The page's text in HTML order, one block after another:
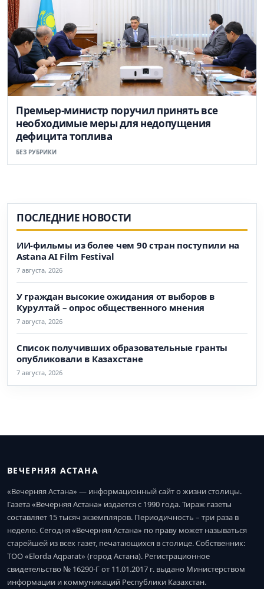
Премьер-министр поручил принять все
необходимые меры для недопущения
дефицита топлива
БЕЗ РУБРИКИ
ПОСЛЕДНИЕ НОВОСТИ
ИИ-фильмы из более чем 90 стран поступили на
Astana AI Film Festival
7 августа, 2026
У граждан высокие ожидания от выборов в
Курултай – опрос общественного мнения
7 августа, 2026
Список получивших образовательные гранты
опубликовали в Казахстане
7 августа, 2026
ВЕЧЕРНЯЯ АСТАНА
«Вечерняя Астана» — информационный сайт о жизни столицы.
Газета «Вечерняя Астана» издается с 1990 года. Тираж газеты
составляет 15 тысяч экземпляров. Периодичность – три раза в
неделю. Сегодня «Вечерняя Астана» по праву может называться
старейшей из всех газет, печатающихся в столице. Собственник:
ТОО «Elorda Aqparat» (город Астана). Регистрационное
свидетельство № 16290-Г от 11.01.2017 г. выдано Министерством
информации и коммуникаций Республики Казахстан.